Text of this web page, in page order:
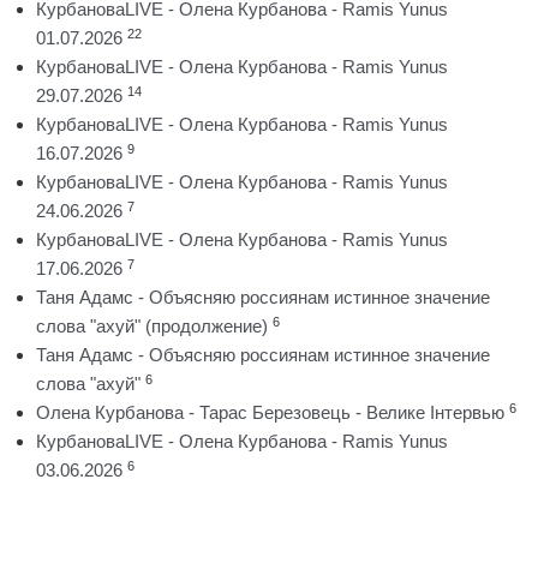
КурбановаLIVE - Олена Курбанова - Ramis Yunus
01.07.2026 22
КурбановаLIVE - Олена Курбанова - Ramis Yunus
29.07.2026 14
КурбановаLIVE - Олена Курбанова - Ramis Yunus
16.07.2026 9
КурбановаLIVE - Олена Курбанова - Ramis Yunus
24.06.2026 7
КурбановаLIVE - Олена Курбанова - Ramis Yunus
17.06.2026 7
Таня Адамс - Объясняю россиянам истинное значение
слова "ахуй" (продолжение) 6
Таня Адамс - Объясняю россиянам истинное значение
слова "ахуй" 6
Олена Курбанова - Тарас Березовець - Велике Інтервью 6
КурбановаLIVE - Олена Курбанова - Ramis Yunus
03.06.2026 6